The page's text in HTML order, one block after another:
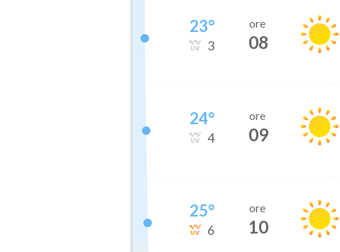
23°
3
ore
08
24°
4
ore
09
25°
6
ore
10